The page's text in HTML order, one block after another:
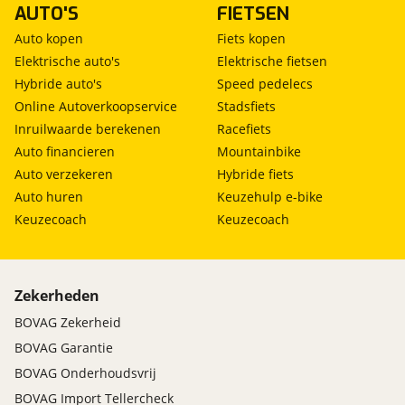
✔ Deskundige en klantgerichte service
✔ Moderne werkplaats
✔ Hoge klanttevredenheid
Bij Terwolde bent u verzekerd van een eerlijke prijs
en uitstekende service.
Betrouwbaarheid en betrokkenheid vormen de
kern van onze werkwijze — zowel intern als richting
nagekomen.
aanbieder te brengen. Lees hier meer over in
privacyverklaring .
AUTO'S
Auto kopen
Elektrische auto's
Hybride auto's
Online Autoverkoopservice
Inruilwaarde berekenen
Auto financieren
Auto verzekeren
Auto huren
Keuzecoach
FIETSEN
Fiets kopen
Elektrische fietsen
Speed pedelecs
Stadsfiets
Racefiets
Mountainbike
Hybride fiets
Keuzehulp e-bike
Keuzecoach
Zekerheden
BOVAG Zekerheid
BOVAG Garantie
BOVAG Onderhoudsvrij
BOVAG Import Tellercheck